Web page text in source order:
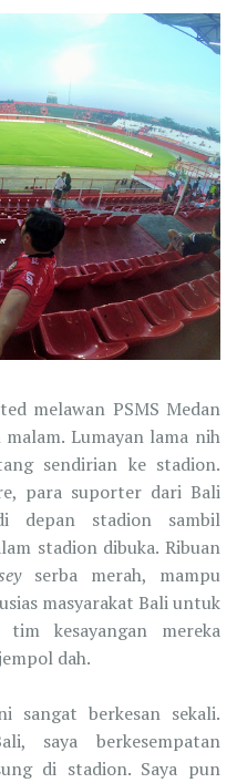
melawan PSMS Medan
Lumayan lama nih
sendirian ke stadion.
para suporter dari Bali
depan stadion sambil
stadion dibuka. Ribuan
serba merah, mampu
masyarakat Bali untuk
kesayangan mereka
dah.
berkesan sekali.
saya berkesempatan
di stadion. Saya pun